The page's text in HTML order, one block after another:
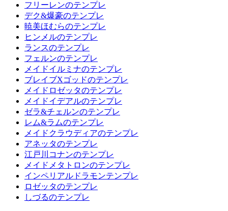
フリーレンのテンプレ
デク&爆豪のテンプレ
暁美ほむらのテンプレ
ヒンメルのテンプレ
ランスのテンプレ
フェルンのテンプレ
メイドイルミナのテンプレ
ブレイブXゴッドのテンプレ
メイドロゼッタのテンプレ
メイドイデアルのテンプレ
ゼラ&チェルンのテンプレ
レム&ラムのテンプレ
メイドクラウディアのテンプレ
アネッタのテンプレ
江戸川コナンのテンプレ
メイドメタトロンのテンプレ
インペリアルドラモンテンプレ
ロゼッタのテンプレ
しづるのテンプレ